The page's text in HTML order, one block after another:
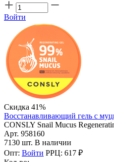
Войти
Скидка 41%
Восстанавливающий гель с
CONSLY Snail Mucus
Арт. 958160
7130 шт. В наличии
Опт: Войти РРЦ: 617 ₽